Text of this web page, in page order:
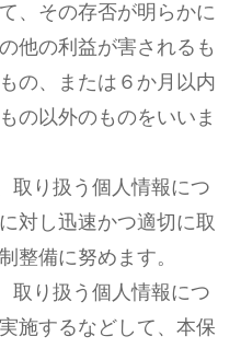
、その存否が明らかに
他の利益が害されるも
の、または６か月以内
の以外のものをいいま
取り扱う個人情報につ
対し迅速かつ適切に取
整備に努めます。
取り扱う個人情報につ
施するなどして、本保